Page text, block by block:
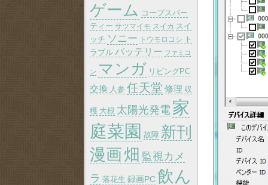
ゲーム コープスパー
ティー サツマイモ スイカ スイ
ッチ ソニー トウモロコシ
ト
ラブル バッテリー ファミコ
ン マンガ リビングPC
交換 人参 任天堂 修理 収
穫 大根 太陽光発電 家
庭菜園 故障 新刊
漫画畑 監視カメ
ラ 落花生 録画PC飲ん